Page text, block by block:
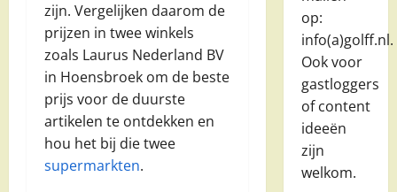
zijn. Vergelijken daarom de
prijzen in twee winkels
zoals Laurus Nederland BV
in Hoensbroek om de beste
prijs voor de duurste
artikelen te ontdekken en
hou het bij die twee
supermarkten.
op:
info(a)golff.nl.
Ook voor
gastloggers
of content
ideeën
zijn
welkom.